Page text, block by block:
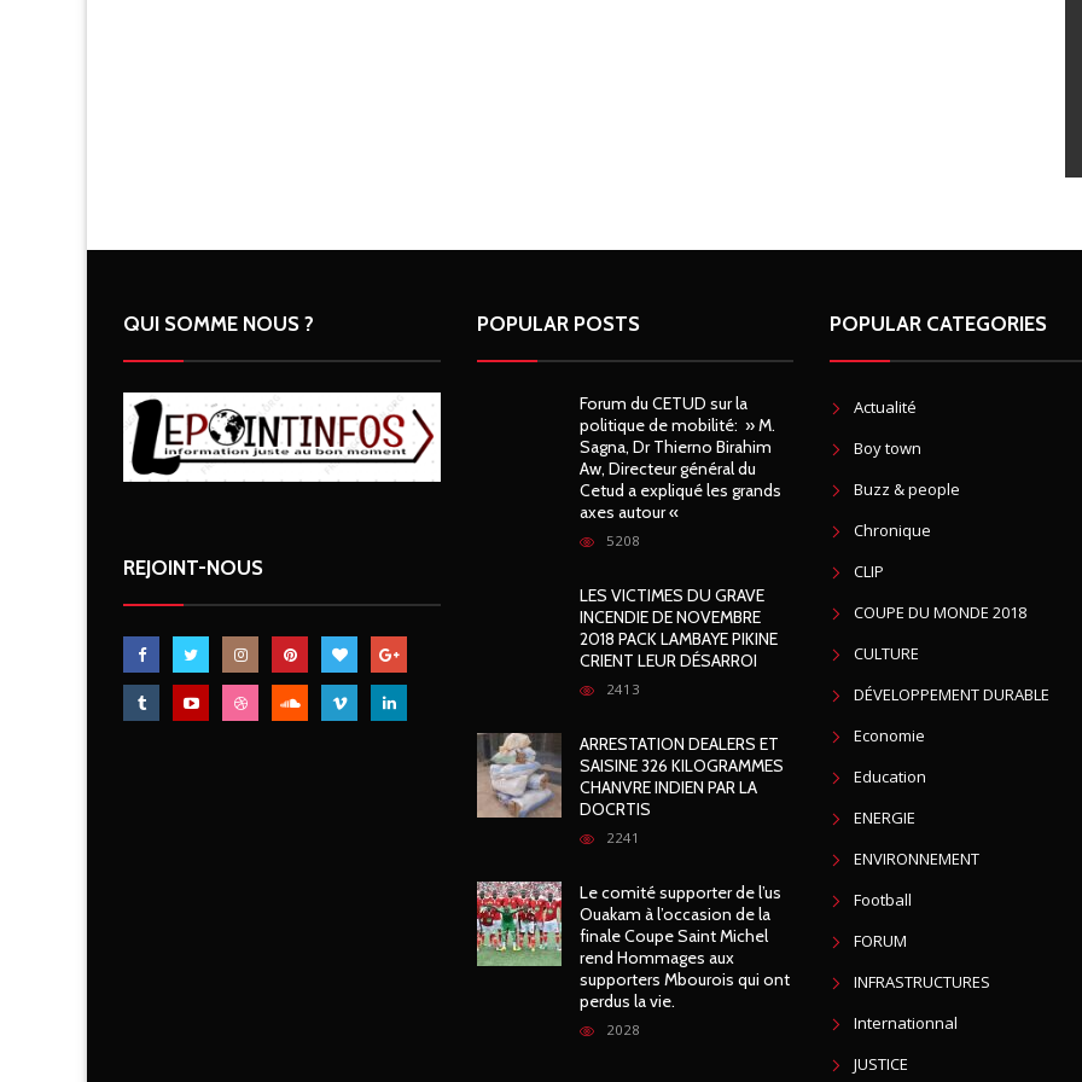
QUI SOMME NOUS ?
REJOINT-NOUS
POPULAR POSTS
Forum du CETUD sur la
politique de mobilité: » M.
Sagna, Dr Thierno Birahim
Aw, Directeur général du
Cetud a expliqué les grands
axes autour «
5208
LES VICTIMES DU GRAVE
INCENDIE DE NOVEMBRE
2018 PACK LAMBAYE PIKINE
CRIENT LEUR DÉSARROI
2413
ARRESTATION DEALERS ET
SAISINE 326 KILOGRAMMES
CHANVRE INDIEN PAR LA
DOCRTIS
2241
Le comité supporter de l’us
Ouakam à l’occasion de la
finale Coupe Saint Michel
rend Hommages aux
supporters Mbourois qui ont
perdus la vie.
2028
POPULAR CATEGORIES
Actualité
Boy town
Buzz & people
Chronique
CLIP
COUPE DU MONDE 2018
CULTURE
DÉVELOPPEMENT DURABLE
Economie
Education
ENERGIE
ENVIRONNEMENT
Football
FORUM
INFRASTRUCTURES
Internationnal
JUSTICE